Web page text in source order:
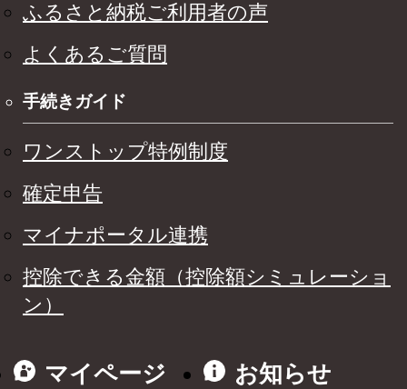
ふるさと納税ご利用者の声
よくあるご質問
手続きガイド
ワンストップ特例制度
確定申告
マイナポータル連携
控除できる金額（控除額シミュレーショ
ン）
マイページ
お知らせ